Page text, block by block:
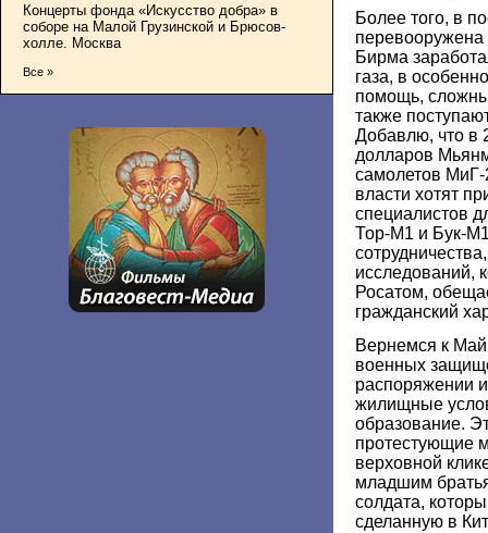
Концерты фонда «Искусство добра» в
соборе на Малой Грузинской и Брюсов-
холле. Москва
Все »
Более того, в
перевооружена
Бирма
газа, в
помощь,
также
Добавлю, что в
долларов
самолетов
власти хотят
специалистов
Тор-М1 и Бук-
исследований,
Росатом,
гражданский
Вернемся к
военных
распоряжении
жилищные
образование.
протестующие
верховной
младшим
солдата,
сделанную в